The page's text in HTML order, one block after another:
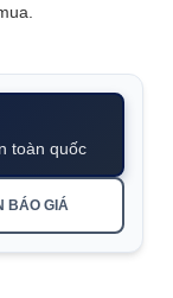
toàn quốc
BÁO GIÁ